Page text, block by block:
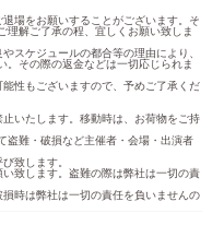
場をお願いすることがございます。そ
解ご了承の程、宜しくお願い致しま
スケジュールの都合等の理由により、
その際の返金などは一切応じられま
性もございますので、予めご了承くだ
いたします。移動時は、お荷物をご持
盗難・破損など主催者・会場・出演者
致します。
致します。盗難の際は弊社は一切の責
時は弊社は一切の責任を負いませんの